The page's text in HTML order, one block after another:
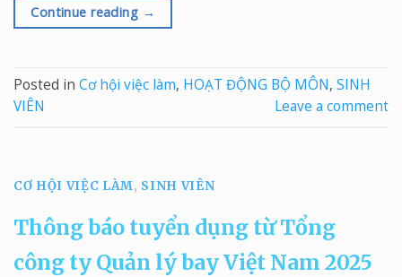
Continue reading →
Posted in Cơ hội việc làm, HOẠT ĐỘNG BỘ MÔN, SINH
VIÊN
Leave a comment
CƠ HỘI VIỆC LÀM, SINH VIÊN
Thông báo tuyển dụng từ Tổng
công ty Quản lý bay Việt Nam 2025